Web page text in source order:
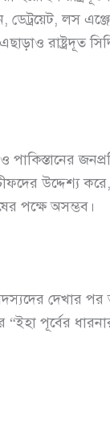
ডেট্রয়েট, লস
রাষ্ট্রদূত
উদ্দেশ্য
পক্ষে অসম্ভব।
দেখার
“ইহা পূর্বের